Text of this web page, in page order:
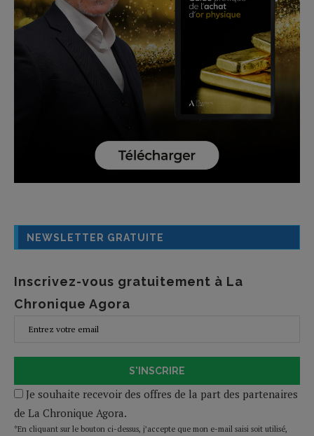
NEWSLETTER GRATUITE
Inscrivez-vous gratuitement à La
Chronique Agora
S'INSCRIRE
Je souhaite recevoir des offres de la part des partenaires
de La Chronique Agora.
*En cliquant sur le bouton ci-dessus, j’accepte que mon e-mail saisi soit utilisé,